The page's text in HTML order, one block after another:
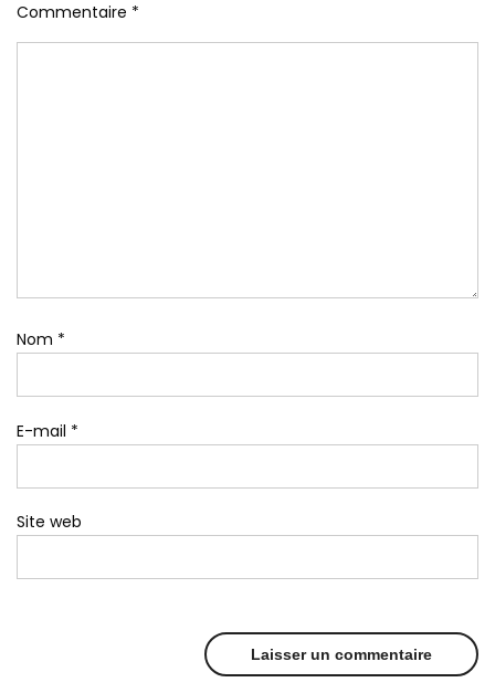
Commentaire *
Nom *
E-mail *
Site web